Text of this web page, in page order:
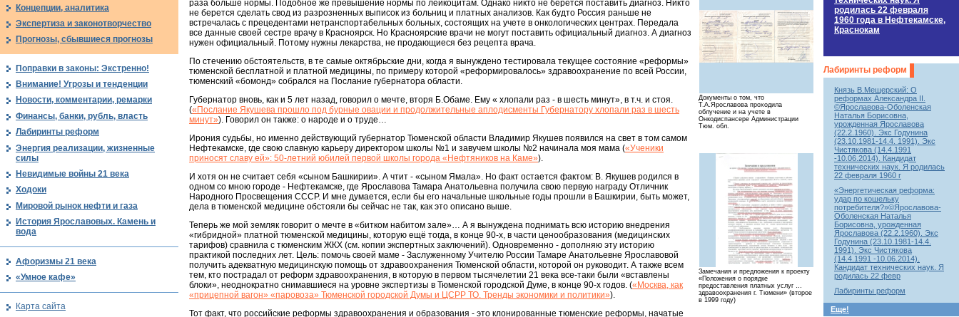
Документы о том, что
Т.А.Ярославова проходила
облучение и на учете в
Онкодиспансере Администрации
Тюм. обл.
Замечания и предложения к проекту
«Положения о порядке
предоставления платных услуг …
здравоохранения г. Тюмени» (второе
в 1999 году)
раза больше нормы. Подобное же превышение нормы по лейкоцитам. Однако никто не берется поставить диагноз. Никто
не берется сделать свод из разрозненных выписок из больниц и платных анализов. Как будто Россия раньше не
встречалась с прецедентами нетранспортабельных больных, состоящих на учете в онкологических центрах. Передала
все данные своей сестре врачу в Красноярск. Но Красноярские врачи не могут поставить официальный диагноз. А диагноз
нужен официальный. Потому нужны лекарства, не продающиеся без рецепта врача.
По стечению обстоятельств, в те самые октябрьские дни, когда я вынуждено тестировала текущее состояние «реформы»
тюменской бесплатной и платной медицины, по примеру которой «реформировалось» здравоохранение по всей России,
тюменский «бомонд» собрался на Послание губернатора области.
Губернатор вновь, как и 5 лет назад, говорил о мечте, вторя Б.Обаме. Ему « хлопали раз - в шесть минут», в т.ч. и стоя.
(«Послание Якушева прошло под бурные овации и продолжительные аплодисменты Губернатору хлопали раз в шесть
минут»). Говорил он также: о народе и о труде…
Ирония судьбы, но именно действующий губернатор Тюменской области Владимир Якушев появился на свет в том самом
Нефтекамске, где свою славную карьеру директором школы №1 и завучем школы №2 начинала моя мама («Ученики
приносят славу ей»: 50-летний юбилей первой школы города «Нефтяников на Каме»).
И хотя он не считает себя «сыном Башкирии». А чтит - «сыном Ямала». Но факт остается фактом: В. Якушев родился в
одном со мною городе - Нефтекамске, где Ярославова Тамара Анатольевна получила свою первую награду Отличник
Народного Просвещения СССР. И мне думается, если бы его начальные школьные годы прошли в Башкирии, быть может,
дела в тюменской медицине обстояли бы сейчас не так, как это описано выше.
Теперь же мой земляк говорит о мечте в «битком набитом зале»… А я вынуждена поднимать всю историю внедрения
«гибридной» платной тюменской медицины, которую ещё тогда, в конце 90-х, в части ценообразования (медицинских
тарифов) сравнила с тюменским ЖКХ (см. копии экспертных заключений). Одновременно - дополняю эту историю
практикой последних лет. Цель: помочь своей маме - Заслуженному Учителю России Тамаре Анатольевне Ярославовой
получить адекватную медицинскую помощь от здравоохранения Тюменской области, которой он руководит. А также всем
тем, кто пострадал от реформ здравоохранения, в которую в первом тысячелетии 21 века все-таки были «вставлены
блоки», неоднократно снимавшиеся на уровне экспертизы в Тюменской городской Думе, в конце 90-х годов. («Москва, как
«прицепной вагон» «паровоза» Тюменской городской Думы и ЦСРР ТО. Тренды экономики и политики»).
Тот факт, что российские реформы здравоохранения и образования - это клонированные тюменские реформы, начатые
родилась 22 февраля
1960 года в Нефтекамске,
Краснокам
Лабиринты реформ
Князь В.Мещерский: О
реформах Александра II.
©Ярославова-Оболенская
Наталья Борисовна,
урожденная Ярославова
(22.2.1960). Экс Годунина
(23.10.1981-14.4. 1991). Экс
Чистякова (14.4.1991
-10.06.2014). Кандидат
технических наук. Я родилась
22 февраля 1960 г
«Энергетическая реформа:
удар по кошельку
потребителя?»©Ярославова-
Оболенская Наталья
Борисовна, урожденная
Ярославова (22.2.1960). Экс
Годунина (23.10.1981-14.4.
1991). Экс Чистякова
(14.4.1991 -10.06.2014).
Кандидат технических наук. Я
родилась 22 февр
Лабиринты реформ
Еще!
Концепции, аналитика
Экспертиза и законотворчество
Прогнозы, сбывшиеся прогнозы
Поправки в законы: Экстренно!
Внимание! Угрозы и тенденции
Новости, комментарии, ремарки
Финансы, банки, рубль, власть
Лабиринты реформ
Энергия реализации, жизненные
силы
Невидимые войны 21 века
Ходоки
Мировой рынок нефти и газа
История Ярославовых. Камень и
вода
Афоризмы 21 века
«Умное кафе»
Карта сайта